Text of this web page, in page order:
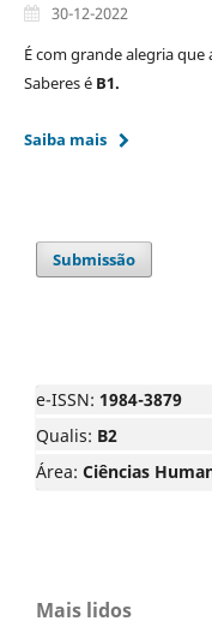
30-12-2022
É com grande alegria
Saberes é B1.
Saiba mais
Submissão
e-ISSN: 1984-3879
Qualis: B2
Área: Ciências
Mais lidos